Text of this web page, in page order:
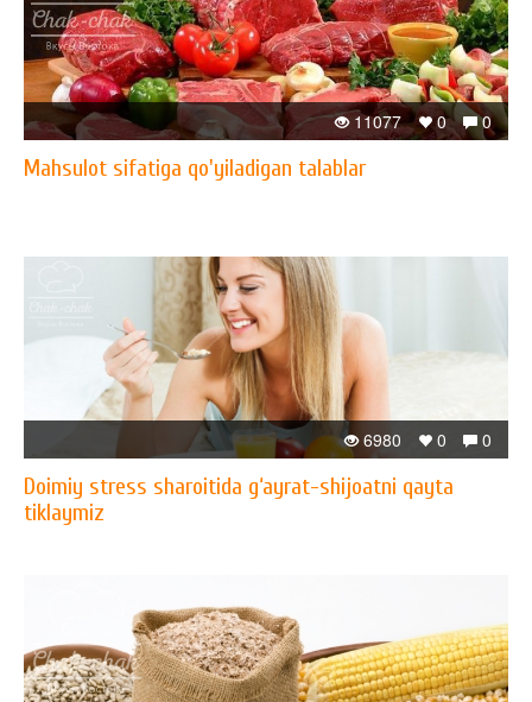
0
0
11077
Mahsulot sifatiga qo'yiladigan talablar
0
0
6980
Doimiy stress sharoitida g‘ayrat-shijoatni qayta
tiklaymiz